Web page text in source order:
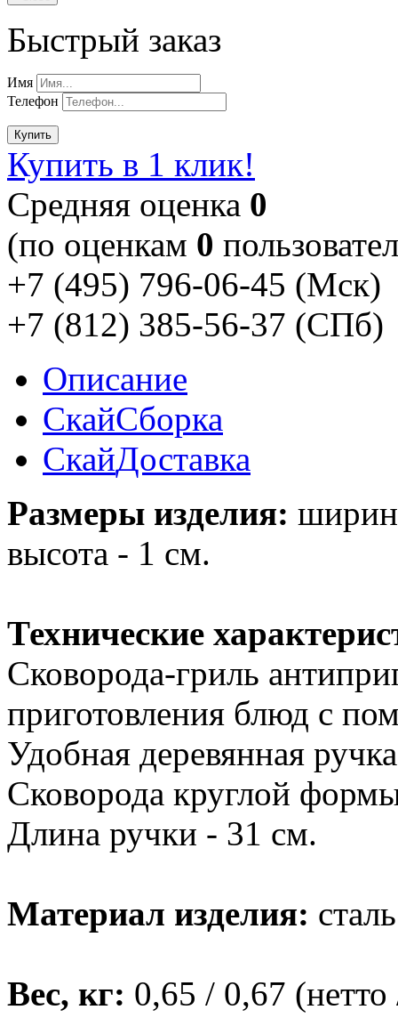
Быстрый заказ
Имя
Телефон
Купить
Купить в 1 клик!
Cредняя оценка 0
(по оценкам 0
+7 (495) 796-06-45 (Мск)
+7 (812) 385-56-37 (СПб)
Описание
СкайСборка
СкайДоставка
Размеры изделия:
высота - 1 см.
Технические
Сковорода-гриль
приготовления блюд с
Удобная деревянная
Сковорода круглой
Длина ручки - 31 см.
Материал изделия:
Вес, кг: 0,65 / 0,67 (нетто